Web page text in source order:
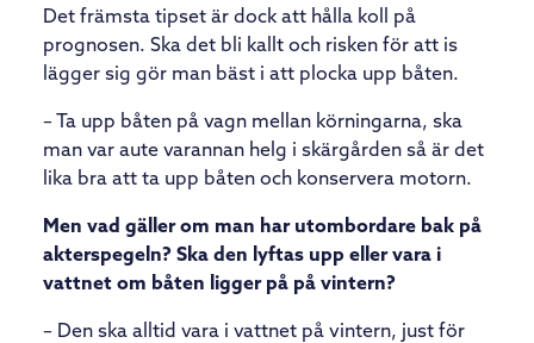
Det främsta tipset är dock att hålla koll på
prognosen. Ska det bli kallt och risken för att is
lägger sig gör man bäst i att plocka upp båten.
– Ta upp båten på vagn mellan körningarna, ska
man var aute varannan helg i skärgården så är det
lika bra att ta upp båten och konservera motorn.
Men vad gäller om man har utombordare bak på
akterspegeln? Ska den lyftas upp eller vara i
vattnet om båten ligger på på vintern?
– Den ska alltid vara i vattnet på vintern, just för